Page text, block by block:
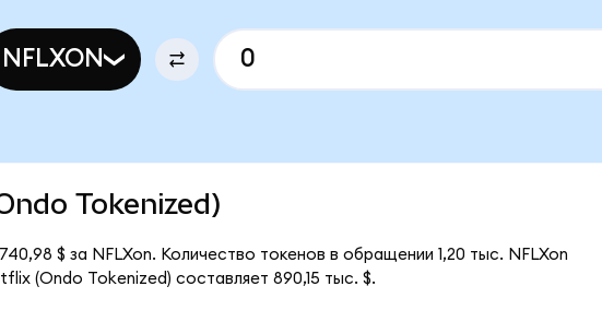
NFLXON
Tokenized)
$ за NFLXon. Количество токенов в обращении 1,20 тыс. NFLXon
(Ondo Tokenized) составляет 890,15 тыс. $.